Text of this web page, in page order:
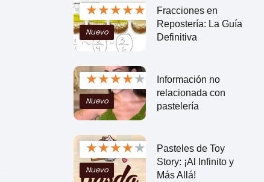
★★★★★
Nuevo
Fracciones en
Repostería: La Guía
Definitiva
★★★★★
Nuevo
Información no
relacionada con
pastelería
★★★★★
Nuevo
Pasteles de Toy
Story: ¡Al Infinito y
Más Allá!